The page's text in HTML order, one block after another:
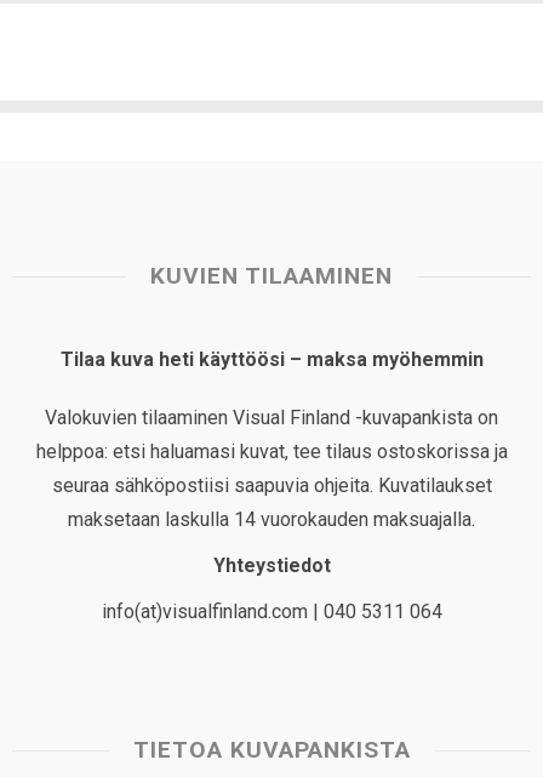
KUVIEN TILAAMINEN
Tilaa kuva heti käyttöösi – maksa myöhemmin
Valokuvien tilaaminen Visual Finland -kuvapankista on
helppoa: etsi haluamasi kuvat, tee tilaus ostoskorissa ja
seuraa sähköpostiisi saapuvia ohjeita. Kuvatilaukset
maksetaan laskulla 14 vuorokauden maksuajalla.
Yhteystiedot
info(at)visualfinland.com | 040 5311 064
TIETOA KUVAPANKISTA